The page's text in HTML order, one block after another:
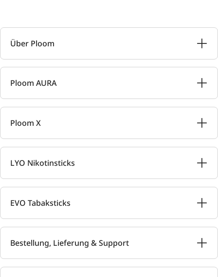
Über Ploom
Ploom AURA
Ploom X
LYO Nikotinsticks
EVO Tabaksticks
Bestellung, Lieferung & Support